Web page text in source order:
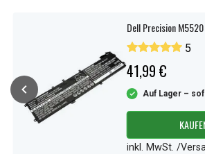
Dell Precision
5
41,99 €
Auf Lager –
inkl. MwSt. /